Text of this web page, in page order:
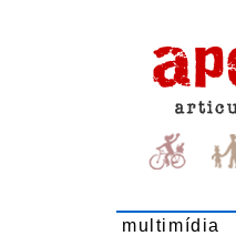
multimídia